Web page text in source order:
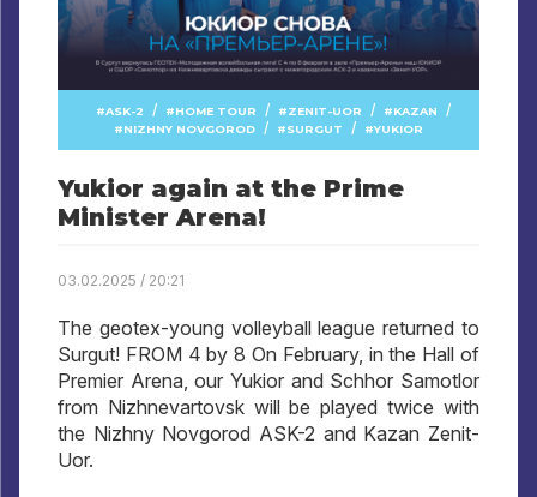
ASK-2 / HOME TOUR / ZENIT-UOR / KAZAN /
NIZHNY NOVGOROD / SURGUT / YUKIOR
Yukior again at the Prime
Minister Arena!
03.02.2025 / 20:21
The geotex-young volleyball league returned to
Surgut! FROM 4 by 8 On February, in the Hall of
Premier Arena, our Yukior and Schhor Samotlor
from Nizhnevartovsk will be played twice with
the Nizhny Novgorod ASK-2 and Kazan Zenit-
Uor.